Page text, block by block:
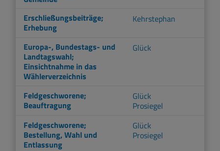
Erschließungsbeiträge;
Erhebung
Kehrstephan
Europa-, Bundestags- und
Landtagswahl;
Einsichtnahme in das
Wählerverzeichnis
Glück
Feldgeschworene;
Beauftragung
Glück
Prosiegel
Feldgeschworene;
Bestellung, Wahl und
Entlassung
Glück
Prosiegel